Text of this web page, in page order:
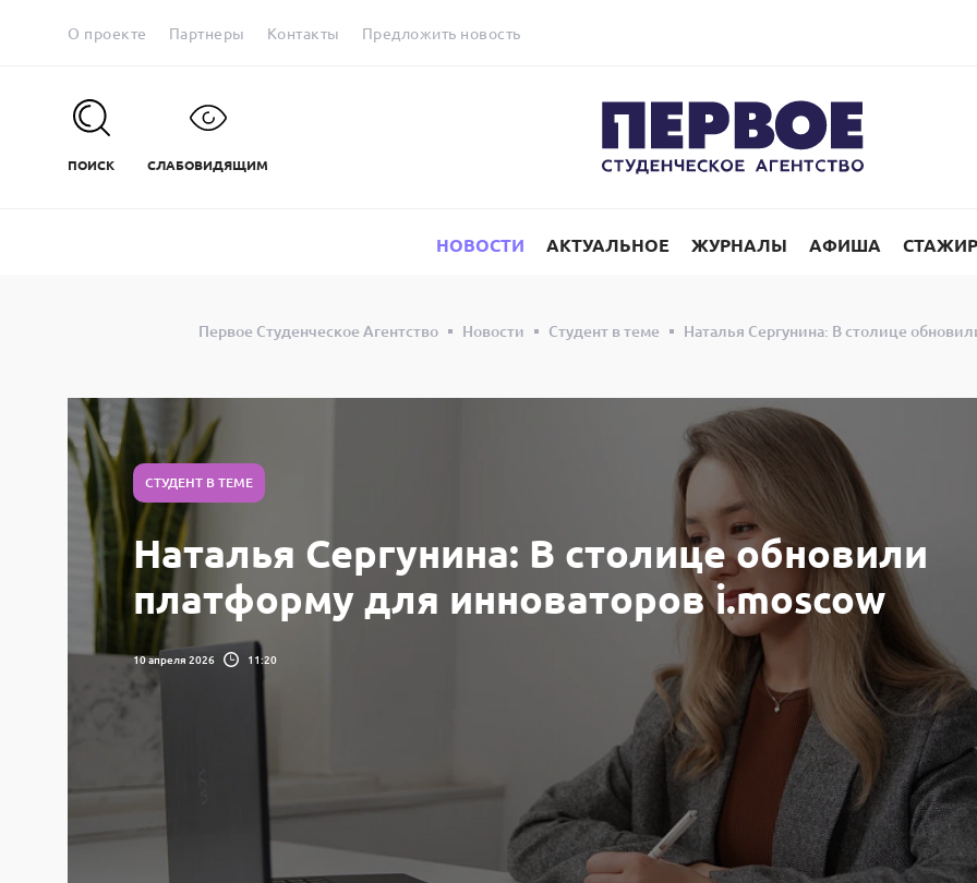
О проекте Партнеры Контакты Предложить новость
ПОИСК СЛАБОВИДЯЩИМ
НОВОСТИ АКТУАЛЬНОЕ ЖУРНАЛЫ АФИША
Первое Студенческое Агентство Новости Студент в теме Наталья Сергунина: В столице
СТУДЕНТ В ТЕМЕ
Наталья Сергунина: В столице обновили
платформу для инноваторов i.moscow
10 апреля 2026 11:20